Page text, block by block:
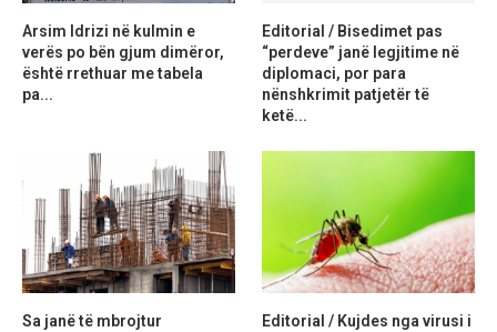
Arsim Idrizi në kulmin e
verës po bën gjum dimëror,
është rrethuar me tabela
pa...
Editorial / Bisedimet pas
“perdeve” janë legjitime në
diplomaci, por para
nënshkrimit patjetër të
ketë...
Sa janë të mbrojtur
Editorial / Kujdes nga virusi i